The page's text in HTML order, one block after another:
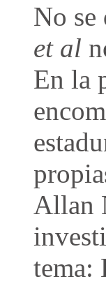
No se
et al
En la
Allan
tema: